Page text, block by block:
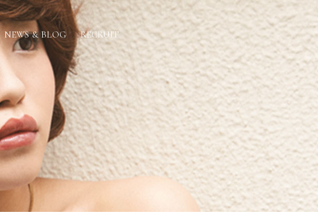
NEWS & BLOG RECRUIT